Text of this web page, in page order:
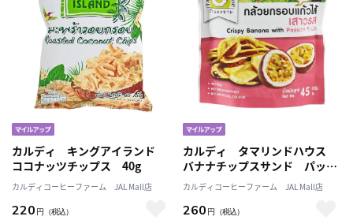
カルディ キングアイランド
ココナッツチップス 40g
カルディコーヒーファーム JAL Mall店
220 円 （税込）
カルディ タマリンドハウス
バナナチップスサンド パッシ
ョンフルーツ 45g
カルディコーヒーファーム JAL Mall店
260 円 （税込）